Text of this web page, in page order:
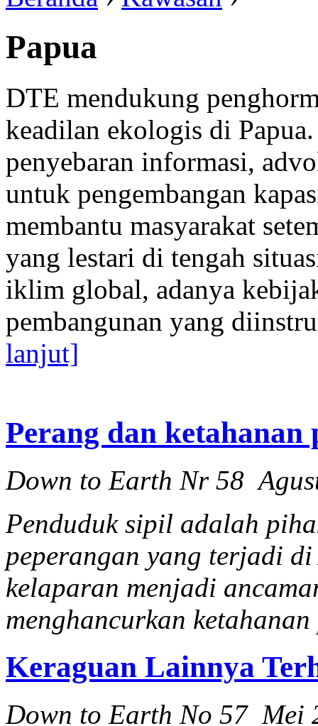
Papua
DTE mendukung
keadilan ekologis di
penyebaran informasi,
untuk pengembangan
membantu masyarakat
yang lestari di tengah
iklim global, adanya
pembangunan yang
lanjut]
Perang dan ketahanan
Down to Earth Nr 58
Penduduk sipil adalah
peperangan yang terjadi
kelaparan menjadi
menghancurkan
Keraguan Lainnya
Down to Earth No 57 Mei